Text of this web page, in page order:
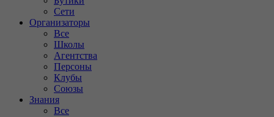
Сети
Организаторы
Все
Школы
Агентства
Персоны
Клубы
Союзы
Знания
Все